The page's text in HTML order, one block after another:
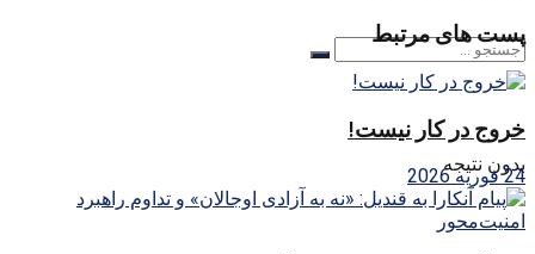
بدون نتیجه
پست های مرتبط
خروج در کار نیست!
24 فوریه 2026